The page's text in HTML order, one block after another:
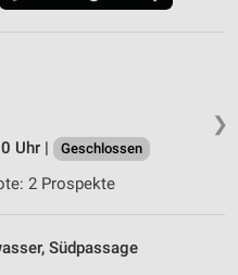
❯
Uhr |
Geschlossen
2 Prospekte
Südpassage